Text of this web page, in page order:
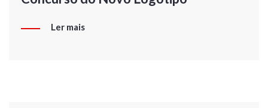
Ler mais